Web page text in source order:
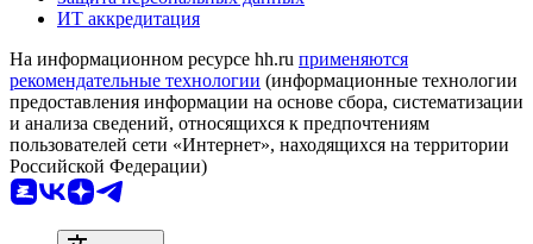
ИТ аккредитация
На информационном ресурсе hh.ru применяются
рекомендательные технологии (информационные технологии
предоставления информации на основе сбора, систематизации
и анализа сведений, относящихся к предпочтениям
пользователей сети «Интернет», находящихся на территории
Российской Федерации)